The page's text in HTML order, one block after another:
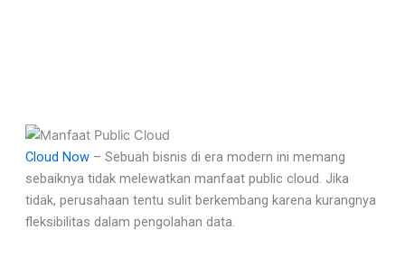
Cloud Now– Sebuah bisnis di era modern ini memang
sebaiknya tidak melewatkan manfaat public cloud. Jika
tidak, perusahaan tentu sulit berkembang karena kurangnya
fleksibilitas dalam pengolahan data.